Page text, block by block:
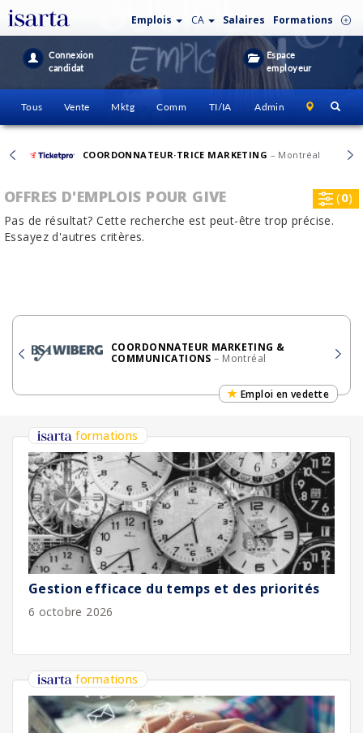
Emplois CA Salaires Formations
Connexion
candidat
Espace
employeur
Tous Vente Mktg Comm TI/IA Admin
COORDONNATEUR·TRICE MARKETING – Montréal
OFFRES D'EMPLOIS POUR GIVE (0)
Pas de résultat? Cette recherche est peut-être trop précise.
Essayez d'autres critères.
COORDONNATEUR MARKETING &
COMMUNICATIONS– Montréal
Emploi en vedette
formations
Gestion efficace du temps et des priorités
6 octobre 2026
formations